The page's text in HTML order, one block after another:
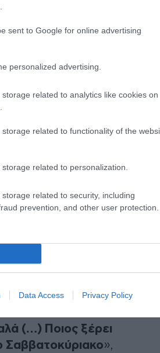
sent to Google for online advertising
personalized advertising.
related to analytics like cookies on
related to functionality of the
related to personalization.
related to security, including
prevention, and other user protection.
Data Access Privacy Policy
και του Λιβάνου
και να
έλεγχο του
δόθηκε στη
αιγίδα της
με εκείνες του
(…) Ποιος ξέρει
Σαββατοκύριακο»,